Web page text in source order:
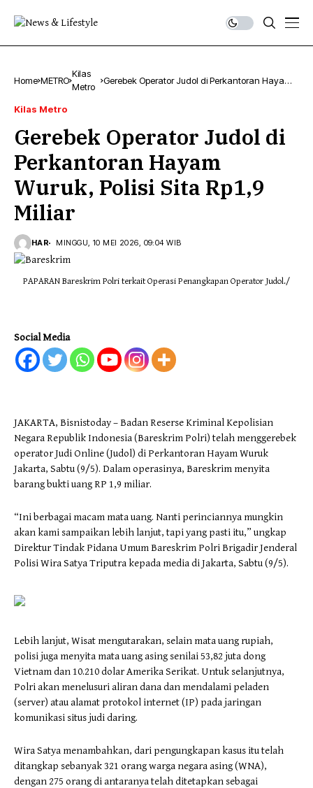
Home METRO
Kilas
Metro
Gerebek Operator Judol di Perkantoran Hayam
Kilas Metro
Gerebek Operator Judol di
Perkantoran Hayam
Wuruk, Polisi Sita Rp1,9
Miliar
HAR MINGGU, 10 MEI 2026, 09:04 WIB
PAPARAN Bareskrim Polri terkait Operasi Penangkapan Operator Judol./
Social Media
JAKARTA, Bisnistoday – Badan Reserse Kriminal Kepolisian
Negara Republik Indonesia (Bareskrim Polri) telah menggerebek
operator Judi Online (Judol) di Perkantoran Hayam Wuruk
Jakarta, Sabtu (9/5). Dalam operasinya, Bareskrim menyita
barang bukti uang RP 1,9 miliar.
“Ini berbagai macam mata uang. Nanti perinciannya mungkin
akan kami sampaikan lebih lanjut, tapi yang pasti itu,” ungkap
Direktur Tindak Pidana Umum Bareskrim Polri Brigadir Jenderal
Polisi Wira Satya Triputra kepada media di Jakarta, Sabtu (9/5).
Lebih lanjut, Wisat mengutarakan, selain mata uang rupiah,
polisi juga menyita mata uang asing senilai 53,82 juta dong
Vietnam dan 10.210 dolar Amerika Serikat. Untuk selanjutnya,
Polri akan menelusuri aliran dana dan mendalami peladen
(server) atau alamat protokol internet (IP) pada jaringan
komunikasi situs judi daring.
Wira Satya menambahkan, dari pengungkapan kasus itu telah
ditangkap sebanyak 321 orang warga negara asing (WNA),
dengan 275 orang di antaranya telah ditetapkan sebagai